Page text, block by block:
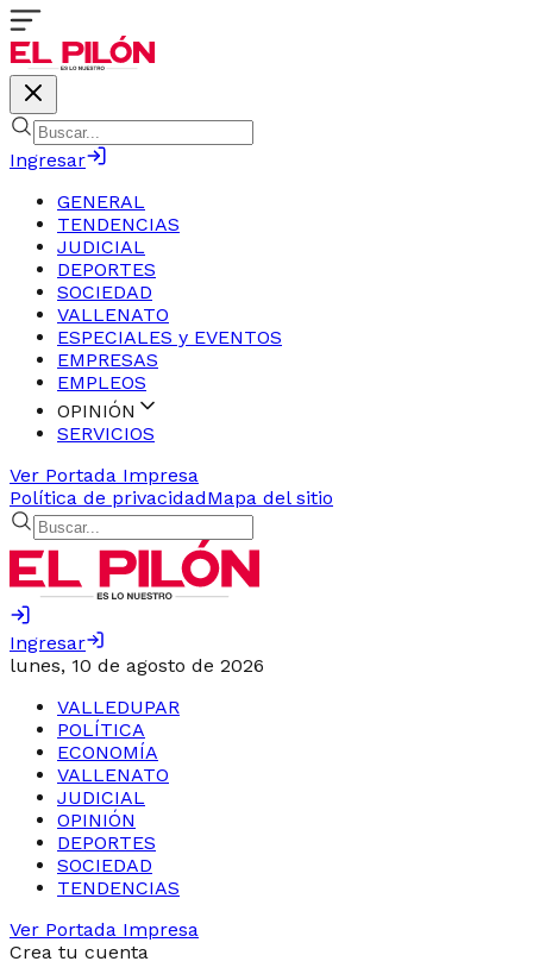
Ingresar
GENERAL
TENDENCIAS
JUDICIAL
DEPORTES
SOCIEDAD
VALLENATO
ESPECIALES y EVENTOS
EMPRESAS
EMPLEOS
OPINIÓN
SERVICIOS
Ver Portada Impresa
Política de privacidadMapa del sitio
Ingresar
lunes, 10 de agosto de 2026
VALLEDUPAR
POLÍTICA
ECONOMÍA
VALLENATO
JUDICIAL
OPINIÓN
DEPORTES
SOCIEDAD
TENDENCIAS
Ver Portada Impresa
Crea tu cuenta